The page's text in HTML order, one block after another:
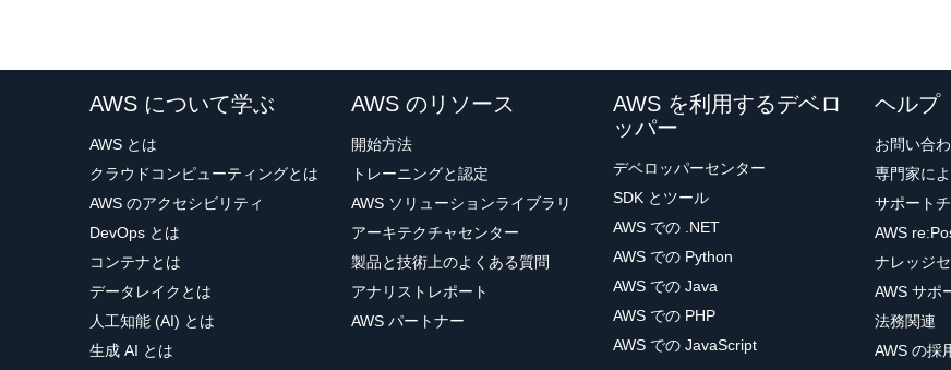
AWS について学ぶ
AWS とは
クラウドコンピューティングとは
AWS のアクセシビリティ
DevOps とは
コンテナとは
データレイクとは
人工知能 (AI) とは
生成 AI とは
AWS のリソース
開始方法
トレーニングと認定
AWS ソリューションライブラリ
アーキテクチャセンター
製品と技術上のよくある質問
アナリストレポート
AWS パートナー
AWS を利用するデベロ
ッパー
デベロッパーセンター
SDK とツール
AWS での .NET
AWS での Python
AWS での Java
AWS での PHP
AWS での JavaScript
ヘルプ
お問い合
専門家に
サポート
AWS
ナレッジ
AWS サポ
法務関連
AWS の採